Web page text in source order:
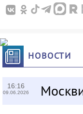
НОВОСТИ
16:16
09.06.2026